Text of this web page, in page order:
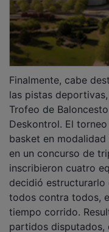
las pistas
Trofeo de
Deskontrol. El
basket en modalidad
en un concurso de
inscribieron cuatro
decidió estructurarlo
todos contra todos,
tiempo corrido.
partidos disputados,